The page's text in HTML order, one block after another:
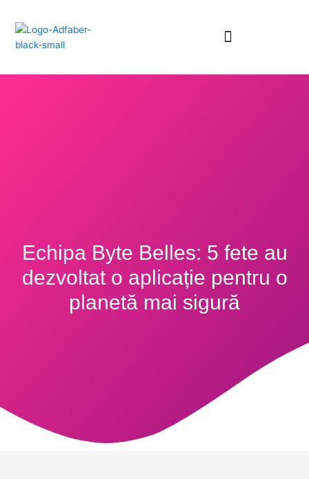
Echipa Byte Belles: 5 fete au
dezvoltat o aplicație pentru o
planetă mai sigură